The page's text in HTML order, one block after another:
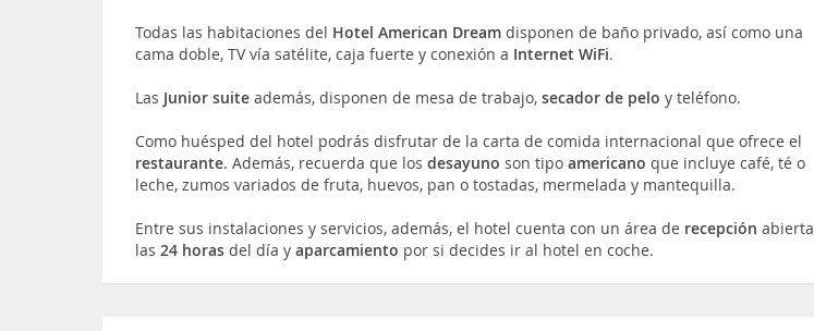
Todas las habitaciones del Hotel American Dream disponen de baño privado, así como una
cama doble, TV vía satélite, caja fuerte y conexión a Internet WiFi.
Las Junior suite además, disponen de mesa de trabajo,secador de pelo y teléfono.
Como huésped del hotel podrás disfrutar de la carta de comida internacional que ofrece el
restaurante. Además, recuerda que los desayunoson tipoamericano que incluye café, té o
leche, zumos variados de fruta, huevos, pan o tostadas, mermelada y mantequilla.
Entre sus instalaciones y servicios, además, el hotel cuenta con un área de recepciónabierta
las 24 horas del día yaparcamiento por si decides ir al hotel en coche.